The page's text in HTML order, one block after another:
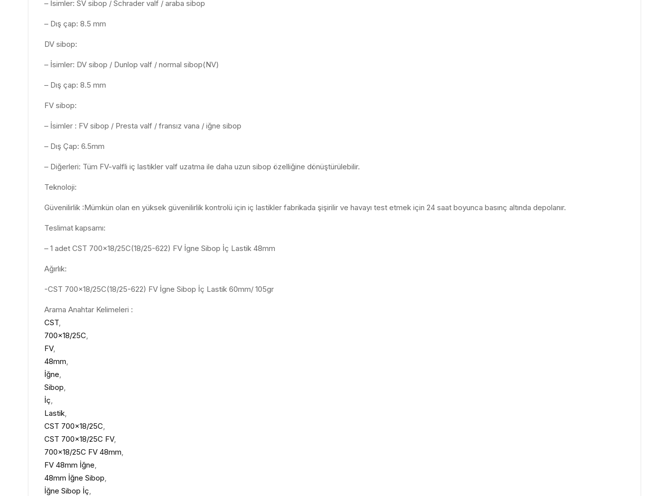
– İsimler: SV sibop / Schrader valf / araba sibop
– Dış çap: 8.5 mm
DV sibop:
– İsimler: DV sibop / Dunlop valf / normal sibop(NV)
– Dış çap: 8.5 mm
FV sibop:
– İsimler : FV sibop / Presta valf / fransız vana / iğne sibop
– Dış Çap: 6.5mm
– Diğerleri: Tüm FV-valfli iç lastikler valf uzatma ile daha uzun sibop özelliğine dönüştürülebilir.
Teknoloji:
Güvenilirlik :Mümkün olan en yüksek güvenilirlik kontrolü için iç lastikler fabrikada şişirilir ve havayı test etmek için 24 saat boyunca basınç altında depolanır.
Teslimat kapsamı:
– 1 adet CST 700×18/25C(18/25-622) FV İgne Sibop İç Lastik 48mm
Ağırlık:
-CST 700×18/25C(18/25-622) FV İgne Sibop İç Lastik 60mm/ 105gr
Arama Anahtar Kelimeleri :
CST,
700×18/25C,
FV,
48mm,
İğne,
Sibop,
İç,
Lastik,
CST 700×18/25C,
CST 700×18/25C FV,
700×18/25C FV 48mm,
FV 48mm İğne,
48mm İğne Sibop,
İğne Sibop İç,